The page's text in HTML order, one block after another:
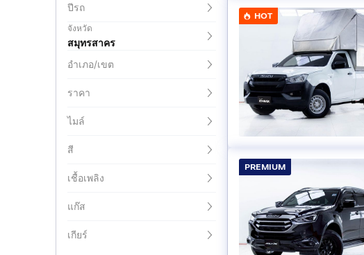
ปีรถ
จังหวัด
สมุทรสาคร
อำเภอ/เขต
ราคา
ไมล์
สี
เชื้อเพลิง
แก๊ส
เกียร์
HOT
PREMIUM